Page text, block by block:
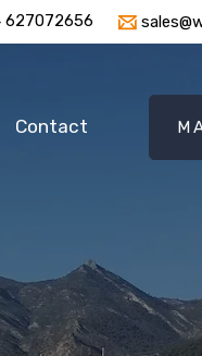
627072656
Contact